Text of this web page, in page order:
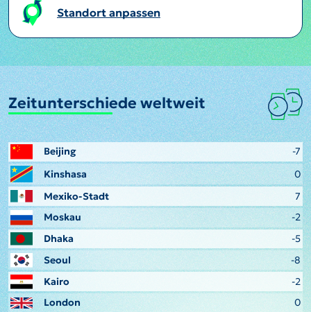
Standort anpassen
Zeitunterschiede weltweit
Beijing
-7
Kinshasa
0
Mexiko-Stadt
7
Moskau
-2
Dhaka
-5
Seoul
-8
Kairo
-2
London
0